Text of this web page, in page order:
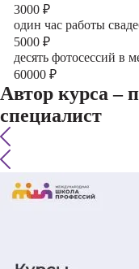
3000 ₽
один час работы
5000 ₽
десять фотосессий в
60000 ₽
Автор курса –
специалист